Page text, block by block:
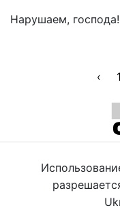
Нарушаем, господа!
‹ 1